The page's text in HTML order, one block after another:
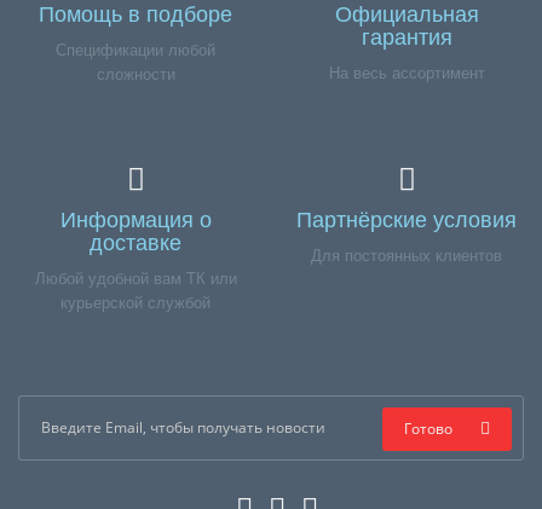
Помощь в подборе
Спецификации любой
сложности
Официальная
гарантия
На весь ассортимент
Информация о
доставке
Любой удобной вам ТК или
курьерской службой
Партнёрские условия
Для постоянных клиентов
Готово